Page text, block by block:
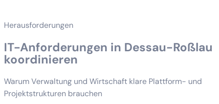
Herausforderungen
IT-Anforderungen in Dessau-Roßlau
koordinieren
Warum Verwaltung und Wirtschaft klare Plattform- und
Projektstrukturen brauchen